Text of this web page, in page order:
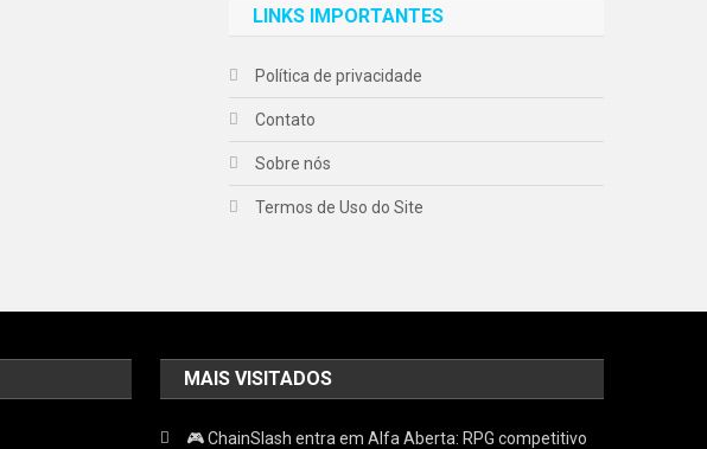
LINKS IMPORTANTES
Política de privacidade
Contato
Sobre nós
Termos de Uso do Site
MAIS VISITADOS
🎮 ChainSlash entra em Alfa Aberta: RPG competitivo